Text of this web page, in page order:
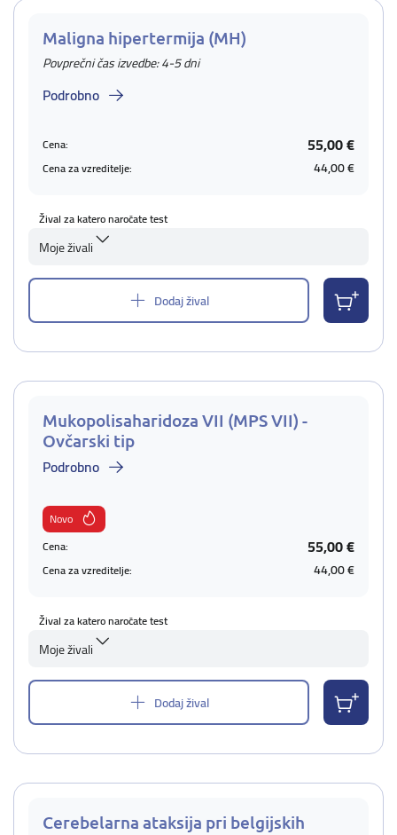
Maligna hipertermija (MH)
Povprečni čas izvedbe: 4-5 dni
Podrobno
Cena: 55,00 €
Cena za vzreditelje: 44,00 €
Žival za katero naročate test
Moje živali
Dodaj žival
Mukopolisaharidoza VII (MPS VII) -
Ovčarski tip
Podrobno
Novo
Cena:
55,00 €
Cena za vzreditelje: 44,00 €
Žival za katero naročate test
Moje živali
Dodaj žival
Cerebelarna ataksija pri belgijskih